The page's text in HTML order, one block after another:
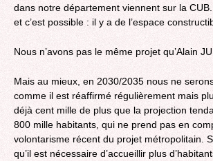
dans notre département viennent sur la
et c’est possible : il y a de l’espace
Nous n’avons pas le même projet qu’Alain
Mais au mieux, en 2030/2035 nous ne
comme il est réaffirmé régulièrement mais
déjà cent mille de plus que la projection
800 mille habitants, qui ne prend pas en
volontarisme récent du projet métropolitain.
qu’il est nécessaire d’accueillir plus